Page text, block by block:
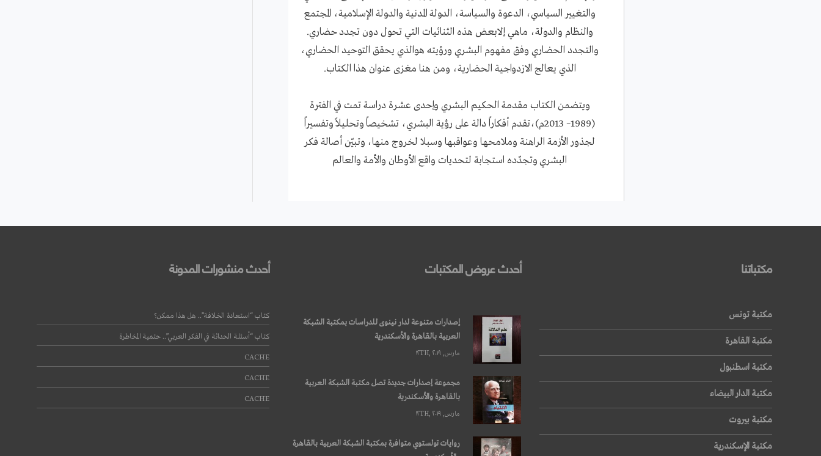
والتغيير السياسي، الدعوة والسياسة، الدولة المدنية والدولة الإسلامية، المجتمع
والنظام والدولة، ماهي إلابعض هذه الثنائيات التي تحول دون تجدد حضاري.
والتجدد الحضاري وفق مفهوم البشري ورؤيته هوالذي يحقق التوحيد الحضاري،
الذي يعالج الازدواجية الحضارية، ومن هنا مغزى عنوان هذا الكتاب.
ويتضمن الكتاب مقدمة الحكيم البشري وإحدى عشرة دراسة تمت في الفترة
(1989– 2013م)،تقدم أفكاراً دالة على رؤية البشري، تشخيصاً وتحليلاً وتفسيراً
لجذور الأزمة الراهنة وملامحها وعواقبها وسبلا لخروج منها، وتبيّن أصالة فكر
البشري وتجدّده استجابة لتحديات واقع الأوطان والأمة والعالم
أحدث منشورات المدونة
كتاب “استعادة الخلافة”.. هل هذا ممكن؟
كتاب “أسئلة الحداثة في الفكر العربي”.. حتمية المخاطرة
CACHE
CACHE
CACHE
أحدث عروض المكتبات
إصدارات متنوعة لدار نينوى للدراسات بمكتبة الشبكة
العربية بالقاهرة والأسكندرية
مارس, ۱۲TH, ۲۰۱۹
مجموعة إصدارات جديدة تصل مكتبة الشبكة العربية
بالقاهرة والأسكندرية
مارس, ۱۲TH, ۲۰۱۹
روايات تولستوي متوافرة بمكتبة الشبكة العربية بالقاهرة
مكتباتنا
مكتبة تونس
مكتبة القاهرة
مكتبة اسطنبول
مكتبة الدار البيضاء
مكتبة بيروت
مكتبة الإسكندرية